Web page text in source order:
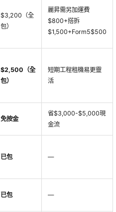
$3,200（全
包）
麗昇需另加運費
$800+搭拆
$1,500+Form5$500
$2,500（全
包）
短期工程租機易更靈
活
免按金
省$3,000-$5,000現
金流
已包 —
已包 —